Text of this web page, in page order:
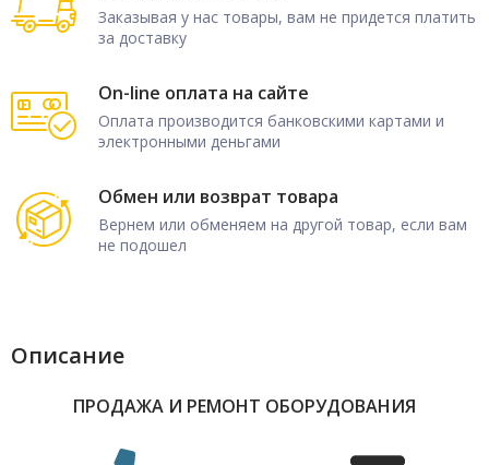
Заказывая у нас товары, вам не придется платить
за доставку
On-line оплата на сайте
Оплата производится банковскими картами и
электронными деньгами
Обмен или возврат товара
Вернем или обменяем на другой товар, если вам
не подошел
Описание
ПРОДАЖА И РЕМОНТ ОБОРУДОВАНИЯ